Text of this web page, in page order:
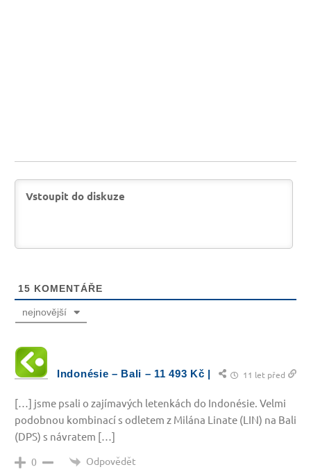
15 KOMENTÁŘE
nejnovější
Indonésie – Bali – 11 493 Kč | 11 let před
[…] jsme psali o zajímavých letenkách do Indonésie. Velmi
podobnou kombinací s odletem z Milána Linate (LIN) na Bali
(DPS) s návratem […]
0 Odpovědět